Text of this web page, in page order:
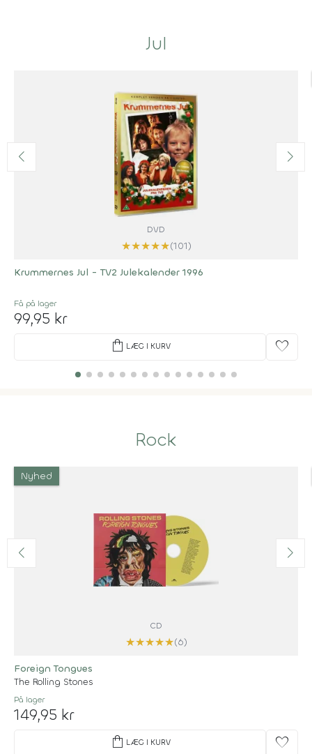
Jul
DVD
★★★★★(101)
Krummernes Jul - TV2 Julekalender 1996
Få på lager
99,95 kr
shopping_bag LÆG I KURV favorite
Rock
Nyhed
CD
★★★★★(6)
Foreign Tongues
The Rolling Stones
På lager
149,95 kr
shopping_bag LÆG I KURV favorite